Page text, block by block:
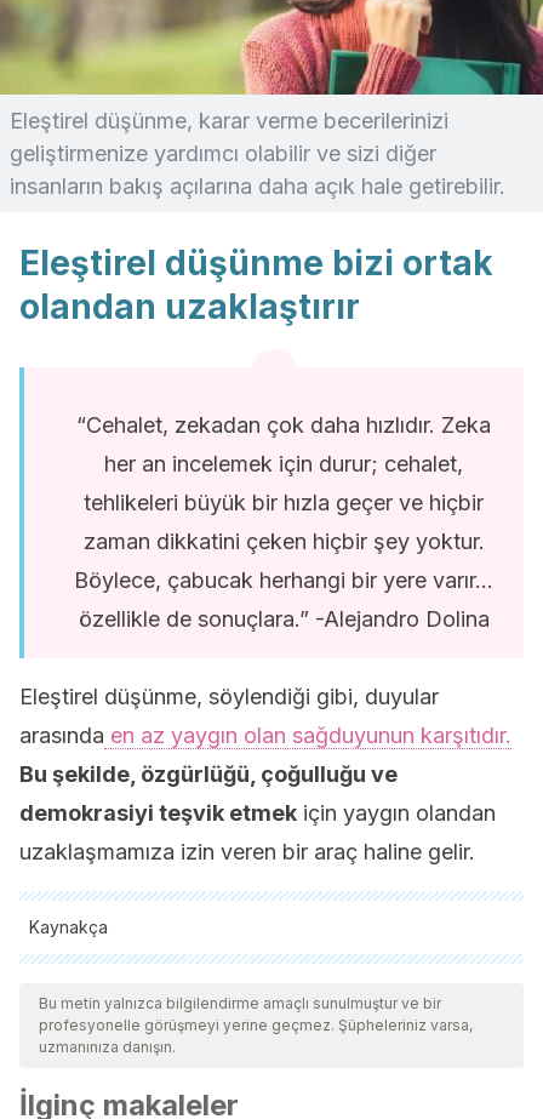
Eleştirel düşünme, karar verme becerilerinizi
geliştirmenize yardımcı olabilir ve sizi diğer
insanların bakış açılarına daha açık hale getirebilir.
Eleştirel düşünme bizi ortak
olandan uzaklaştırır
“Cehalet, zekadan çok daha hızlıdır. Zeka
her an incelemek için durur; cehalet,
tehlikeleri büyük bir hızla geçer ve hiçbir
zaman dikkatini çeken hiçbir şey yoktur.
Böylece, çabucak herhangi bir yere varır…
özellikle de sonuçlara.” -Alejandro Dolina
Eleştirel düşünme, söylendiği gibi, duyular
arasında en az yaygın olan sağduyunun karşıtıdır.
Bu şekilde, özgürlüğü, çoğulluğu ve
demokrasiyi teşvik etmek için yaygın olandan
uzaklaşmamıza izin veren bir araç haline gelir.
Kaynakça
Tüm alıntı yapılan kaynaklar, kalitelerini, güvenilirliklerini,
güncelliklerini ve geçerliliklerini sağlamak için ekibimiz
tarafından derinlemesine incelendi. Bu makalenin bibliyografisi
kabul edildi.
Bu metin yalnızca bilgilendirme amaçlı sunulmuştur ve bir
profesyonelle görüşmeyi yerine geçmez. Şüpheleriniz varsa,
uzmanınıza danışın.
İlginç makaleler